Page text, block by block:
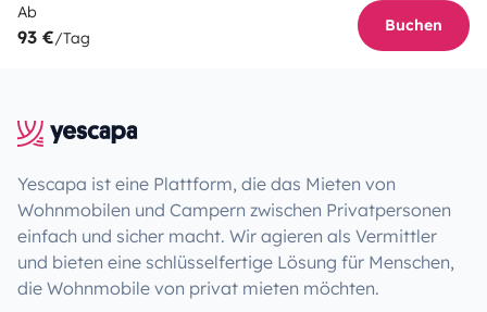
Ab
93 €/Tag
Buchen
Yescapa ist eine Plattform, die das Mieten von
Wohnmobilen und Campern zwischen Privatpersonen
einfach und sicher macht. Wir agieren als Vermittler
und bieten eine schlüsselfertige Lösung für Menschen,
die Wohnmobile von privat mieten möchten.